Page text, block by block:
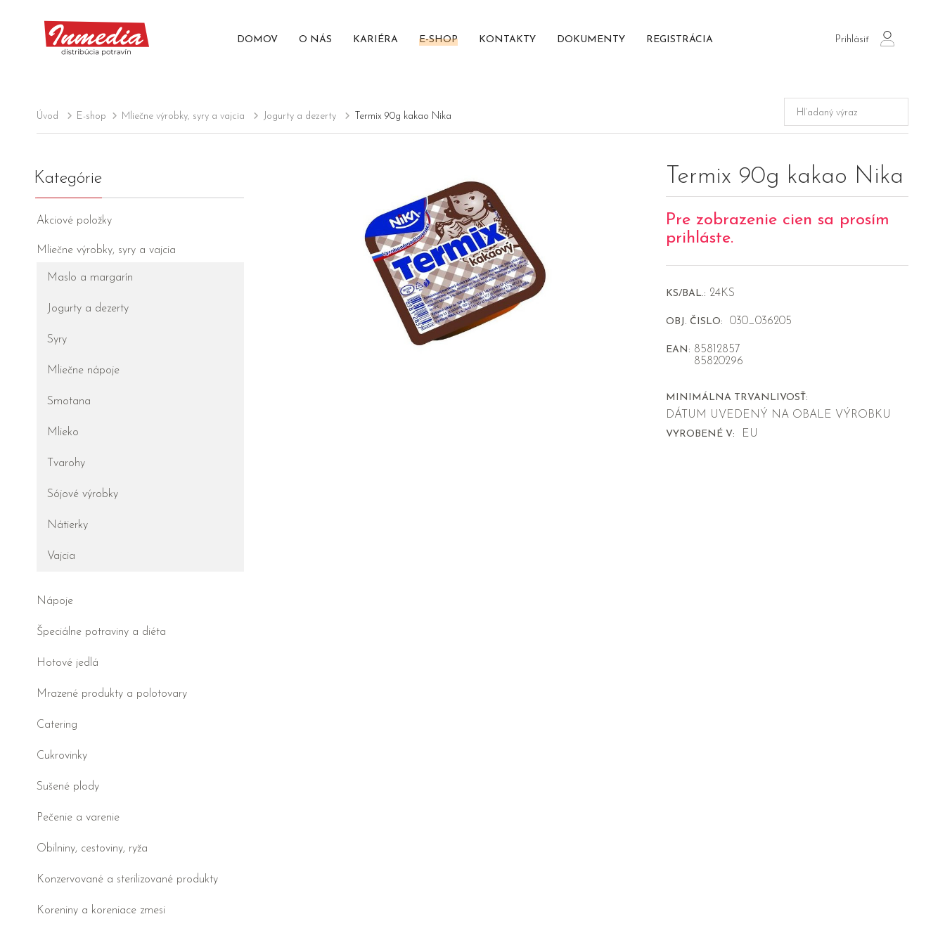
DOMOV O NÁS KARIÉRA E-SHOP KONTAKTY DOKUMENTY REGISTRÁCIA Prihlásiť
login
Úvod E-shop Mliečne výrobky, syry a vajcia Jogurty a dezerty Termix 90g kakao Nika
Kategórie
Akciové položky
Mliečne výrobky, syry a vajcia
Maslo a margarín
Jogurty a dezerty
Syry
Mliečne nápoje
Smotana
Mlieko
Tvarohy
Sójové výrobky
Nátierky
Vajcia
Nápoje
Špeciálne potraviny a diéta
Hotové jedlá
Mrazené produkty a polotovary
Catering
Cukrovinky
Sušené plody
Pečenie a varenie
Obilniny, cestoviny, ryža
Konzervované a sterilizované produkty
Koreniny a koreniace zmesi
Termix 90g kakao Nika
Pre zobrazenie cien sa prosím
prihláste.
KS/BAL.: 24KS
OBJ. ČISLO: 030_036205
EAN: 85812857
85820296
MINIMÁLNA TRVANLIVOSŤ:
DÁTUM UVEDENÝ NA OBALE VÝROBKU
VYROBENÉ V: EU